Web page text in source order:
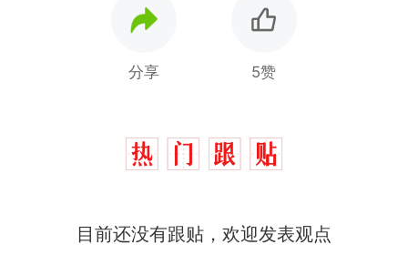
分享 5赞
目前还没有跟贴，欢迎发表观点